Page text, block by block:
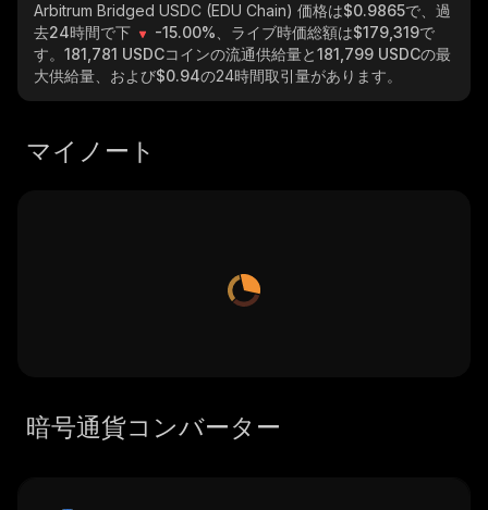
Arbitrum Bridged USDC (EDU Chain) 価格は$0.9865で、過
去24時間で下
-15.00% 、ライブ時価総額は$179,319で
す。 181,781 USDCコインの流通供給量と181,799 USDCの最
大供給量、および$0.94の24時間取引量があります。
マイノート
暗号通貨コンバーター